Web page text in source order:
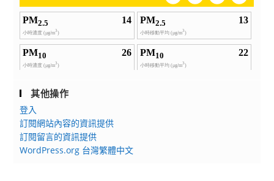
其他操作
登入
訂閱網站內容的資訊提供
訂閱留言的資訊提供
WordPress.org 台灣繁體中文